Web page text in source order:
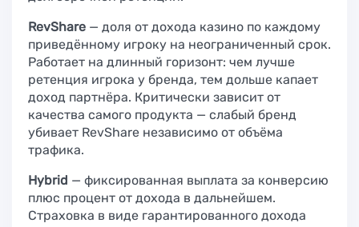
RevShare — доля от дохода казино по каждому
приведённому игроку на неограниченный срок.
Работает на длинный горизонт: чем лучше
ретенция игрока у бренда, тем дольше капает
доход партнёра. Критически зависит от
качества самого продукта — слабый бренд
убивает RevShare независимо от объёма
трафика.
Hybrid — фиксированная выплата за конверсию
плюс процент от дохода в дальнейшем.
Страховка в виде гарантированного дохода